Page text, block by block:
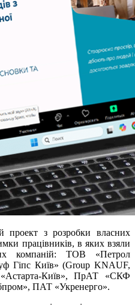
проект з розробки власних
працівників, в яких взяли
компаній: ТОВ «Петрол
Гіпс Київ» (Group KNAUF,
Київ», ПрАТ «СКФ
ПАТ «Укренерго».